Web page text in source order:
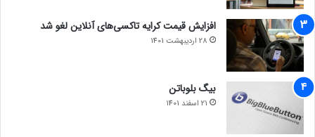
افزایش قیمت کرایه تاکسی‌های آنلاین لغو شد
28 اردیبهشت 1401
بیگ بلوباتن
21 اسفند 1401